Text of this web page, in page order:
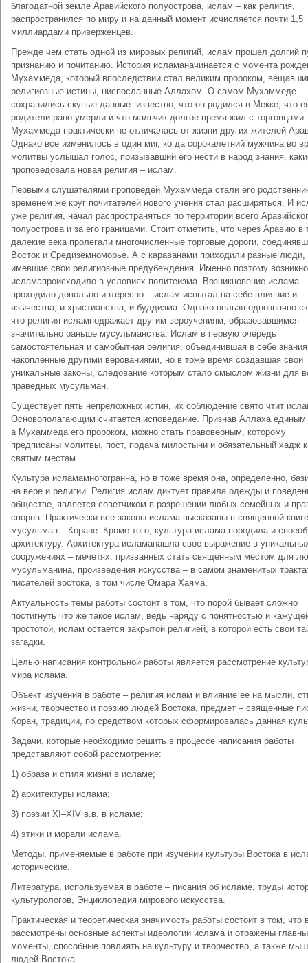
благодатной земле Аравийского полуострова, ислам – как религия,
распространился по миру и на данный момент исчисляется почти 1,5
миллиардами приверженцев.
Прежде чем стать одной из мировых религий, ислам прошел долгий
признанию и почитанию. История исламаначинается с момента
Мухаммеда, который впоследствии стал великим пророком,
религиозные истины, ниспосланные Аллахом. О самом Мухаммеде
сохранились скупые данные: известно, что он родился в Мекке, что
родители рано умерли и что мальчик долгое время жил с
Мухаммеда практически не отличалась от жизни других жителей
Однако все изменилось в один миг, когда сорокалетний мужчина во
молитвы услышал голос, призывавший его нести в народ знания,
проповедовала новая религия – ислам.
Первыми слушателями проповедей Мухаммеда стали его
временем же круг почитателей нового учения стал расширяться. И
уже религия, начал распространяться по территории всего
полуострова и за его границами. Стоит отметить, что через Аравию в
далекие века пролегали многочисленные торговые дороги,
Восток и Средиземноморье. А с караванами приходили разные люди,
имевшие свои религиозные предубеждения. Именно поэтому
исламапроисходило в условиях политеизма. Возникновение ислама
проходило довольно интересно – ислам испытал на себе влияние и
язычества, и христианства, и буддизма. Однако нельзя однозначно
что религия исламподражает другим вероучениям, образовавшимся
значительно раньше мусульманства. Ислам в первую очередь
самостоятельная и самобытная религия, объединившая в себе
накопленные другими верованиями, но в тоже время создавшая свои
уникальные законы, следование которым стало смыслом жизни для
праведных мусульман.
Существует пять непреложных истин, их соблюдение свято чтит
Основополагающим считается исповедание. Признав Аллаха
а Мухаммеда его пророком, можно стать правоверным, которому
предписаны молитвы, пост, подача милостыни и обязательный хадж к
святым местам.
Культура исламамногогранна, но в тоже время она, определенно,
на вере и религии. Религия ислам диктует правила одежды и
обществе, является советчиком в разрешении любых семейных и
споров. Практически все законы ислама высказаны в священной книге
мусульман – Коране. Кроме того, культура ислама породила и
архитектуру. Архитектура исламанашла свое выражение в
сооружениях – мечетях, призванных стать священным местом для
мусульманина, произведения искусства – в самом знаменитых
писателей востока, в том числе Омара Хаяма.
Актуальность темы работы состоит в том, что порой бывает сложно
постигнуть что же такое ислам, ведь наряду с понятностью и
простотой, ислам остается закрытой религией, в которой есть свои
загадки.
Целью написания контрольной работы является рассмотрение
мира ислама.
Объект изучения в работе – религия ислам и влияние ее на мысли,
жизни, творчество и поэзию людей Востока, предмет – священные
Коран, традиции, по средством которых сформировалась данная
Задачи, которые необходимо решить в процессе написания работы
представляют собой рассмотрение:
1) образа и стиля жизни в исламе;
2) архитектуры ислама;
3) поэзии XI–XIV в.в. в исламе;
4) этики и морали ислама.
Методы, применяемые в работе при изучении культуры Востока в
исторические.
Литература, используемая в работе – писания об исламе, труды
культурологов, Энциклопедия мирового искусства.
Практическая и теоретическая значимость работы состоит в том, что
рассмотрены основные аспекты идеологии ислама и отражены
моменты, способные повлиять на культуру и творчество, а также
людей Востока.